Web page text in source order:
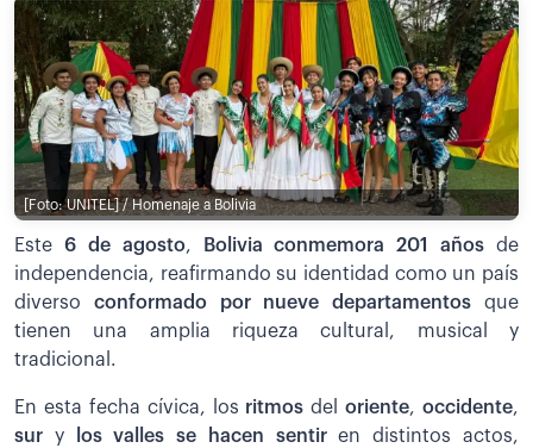
[Foto: UNITEL] / Homenaje a Bolivia
Este 6 de agosto, Bolivia conmemora 201 años de
independencia, reafirmando su identidad como un país
diverso conformado por nueve departamentos que
tienen una amplia riqueza cultural, musical y
tradicional.
En esta fecha cívica, los ritmosdeloriente, occidente,
sur y los valles se hacen sentiren distintos actos,